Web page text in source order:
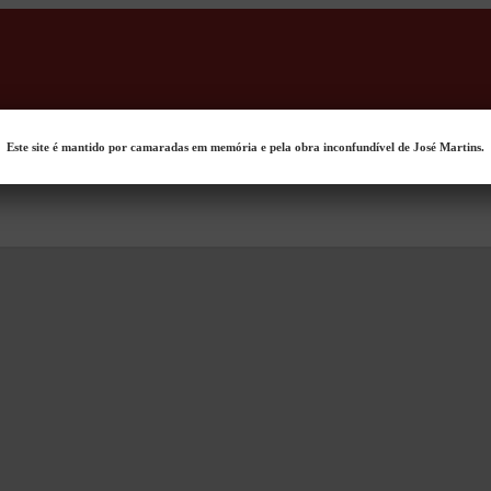
Este site é mantido por camaradas em memória e pela obra inconfundível de José Martins.